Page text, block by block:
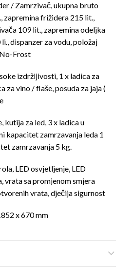
/ Zamrzivač, ukupna bruto
zapremina frižidera 215 lit.,
109 lit., zapremina odeljka
dispanzer za vodu, položaj
Frost
izdržljivosti, 1 x ladica za
za vino / flaše, posuda za jaja (
kutija za led, 3 x ladica u
kapacitet zamrzavanja leda 1
zamrzavanja 5 kg.
LED osvjetljenje, LED
vrata sa promjenom smjera
vrata, dječija sigurnost
x 670 mm